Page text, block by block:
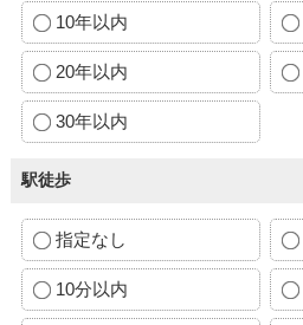
10年以内
20年以内
30年以内
駅徒歩
指定なし
10分以内